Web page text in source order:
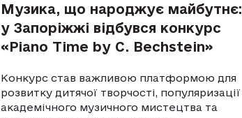
Музика, що народжує майбутнє:
у Запоріжжі відбувся конкурс
«Piano Time by C. Bechstein»
Конкурс став важливою платформою для
розвитку дитячої творчості, популяризації
академічного музичного мистецтва та